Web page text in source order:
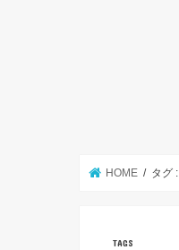
HOME タグ